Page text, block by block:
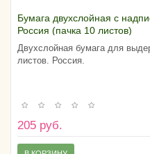
Бумага двухслойная с
Россия (пачка 10 листов)
Двухслойная бумага для
листов. Россия.
205 руб.